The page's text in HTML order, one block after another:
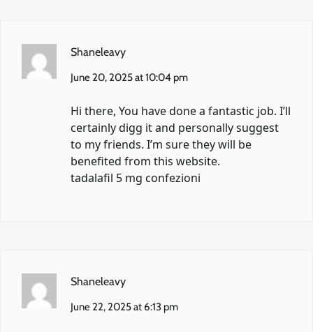
Shaneleavy
June 20, 2025 at 10:04 pm
Hi there, You have done a fantastic job. I’ll
certainly digg it and personally suggest
to my friends. I’m sure they will be
benefited from this website.
tadalafil 5 mg confezioni
Shaneleavy
June 22, 2025 at 6:13 pm